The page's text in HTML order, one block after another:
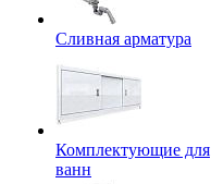
Сливная арматура
Комплектующие для
ванн